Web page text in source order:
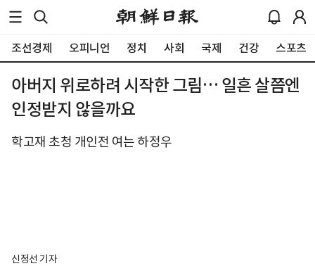
조선경제 오피니언 정치 사회 국제 건강 스포츠
아버지 위로하려 시작한 그림… 일흔 살쯤엔
인정받지 않을까요
학고재 초청 개인전 여는 하정우
신정선 기자